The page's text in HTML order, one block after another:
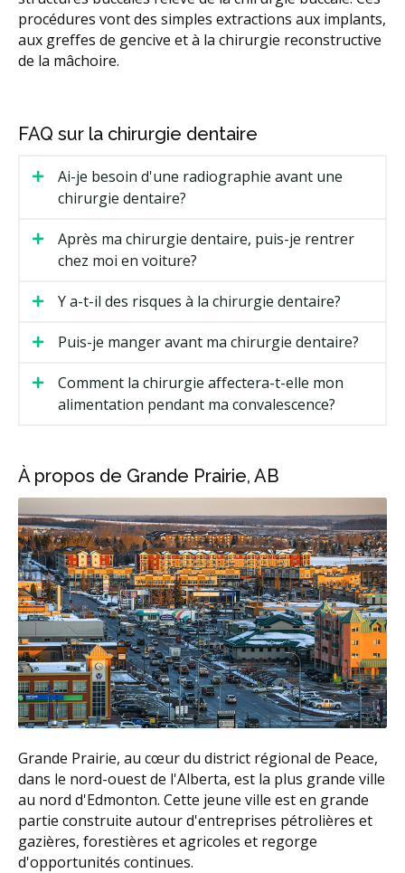
procédures vont des simples extractions aux implants,
aux greffes de gencive et à la chirurgie reconstructive
de la mâchoire.
FAQ sur la chirurgie dentaire
Ai-je besoin d'une radiographie avant une
chirurgie dentaire?
Après ma chirurgie dentaire, puis-je rentrer
chez moi en voiture?
Y a-t-il des risques à la chirurgie dentaire?
Puis-je manger avant ma chirurgie dentaire?
Comment la chirurgie affectera-t-elle mon
alimentation pendant ma convalescence?
À propos de Grande Prairie, AB
Grande Prairie, au cœur du district régional de Peace,
dans le nord-ouest de l'Alberta, est la plus grande ville
au nord d'Edmonton. Cette jeune ville est en grande
partie construite autour d'entreprises pétrolières et
gazières, forestières et agricoles et regorge
d'opportunités continues.